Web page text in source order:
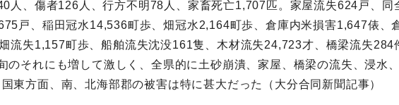
人、傷者126人、行方不明78人、家畜死亡1,707匹。家屋流失624戸、
戸、稲田冠水14,536町歩、畑冠水2,164町歩、倉庫内米損害1,647俵、
流失1,157町歩、船舶流失沈没161隻、木材流失24,723才、橋梁流失
のそれにも増して激しく、全県的に土砂崩潰、家屋、橋梁の流失、浸水
東方面、南、北海部郡の被害は特に甚大だった（大分合同新聞記事）